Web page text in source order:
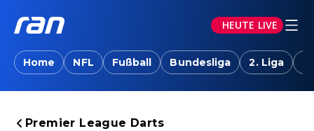
HEUTE LIVE
Home NFL Fußball Bundesliga 2. Liga
Premier League Darts